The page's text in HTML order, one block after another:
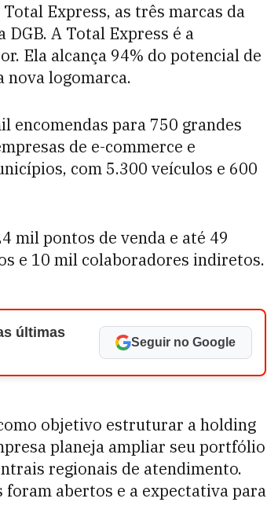
Express, as três marcas da
DGB. A Total Express é a
Ela alcança 94% do potencial de
nova logomarca.
para 750 grandes
de e-commerce e
com 5.300 veículos e 600
mil pontos de venda e até 49
e 10 mil colaboradores indiretos.
últimas
Seguir no Google
objetivo estruturar a holding
planeja ampliar seu portfólio
regionais de atendimento.
abertos e a expectativa para